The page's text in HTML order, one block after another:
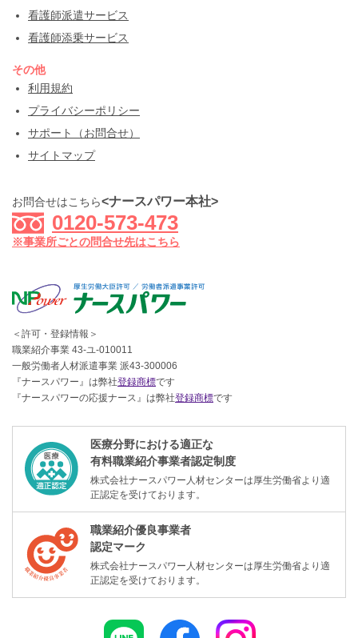
看護師派遣サービス
看護師添乗サービス
その他
利用規約
プライバシーポリシー
サポート（お問合せ）
サイトマップ
お問合せはこちら<ナースパワー本社>
0120-573-473
※事業所ごとの問合せ先はこちら
＜許可・登録情報＞
職業紹介事業 43-ユ-010011
一般労働者人材派遣事業 派43-300006
『ナースパワー』は弊社登録商標です
『ナースパワーの応援ナース』は弊社登録商標です
医療分野における適正な
有料職業紹介事業者認定制度
株式会社ナースパワー人材センターは厚生労働省より適
正認定を受けております。
職業紹介優良事業者
認定マーク
株式会社ナースパワー人材センターは厚生労働省より適
正認定を受けております。